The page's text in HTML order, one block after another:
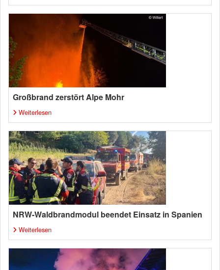
Großbrand zerstört Alpe Mohr
Weiterlesen
NRW-Waldbrandmodul beendet Einsatz in Spanien
Weiterlesen